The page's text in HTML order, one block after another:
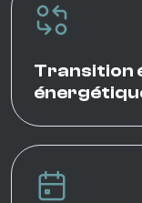
Transition